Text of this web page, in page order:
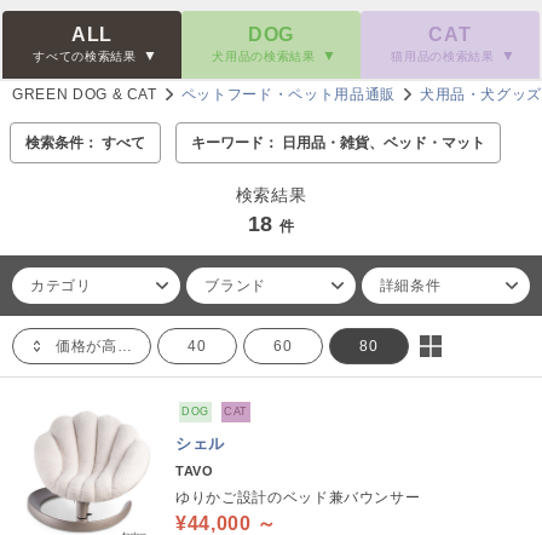
ALL
すべての検索結果
DOG
犬用品の検索結果
CAT
猫用品の検索結果
GREEN DOG & CAT ペットフード・ペット用品通販 犬用品・犬グッズ
検索条件： すべて キーワード： 日用品・雑貨、ベッド・マット
検索結果
18 件
カテゴリ ブランド 詳細条件
価格が高い順 40 60 80
DOG CAT
シェル
TAVO
ゆりかご設計のベッド兼バウンサー
¥44,000 ～